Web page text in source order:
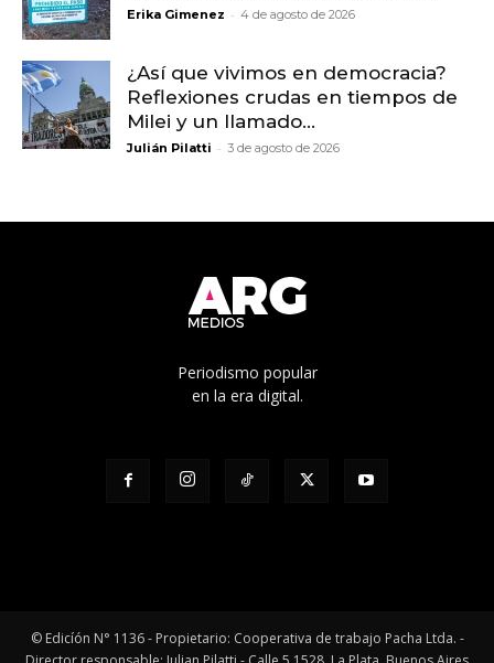
Erika Gimenez - 4 de agosto de 2026
¿Así que vivimos en democracia?
Reflexiones crudas en tiempos de
Milei y un llamado...
Julián Pilatti - 3 de agosto de 2026
Periodismo popular
en la era digital.
© Edicíón N° 1136 - Propietario: Cooperativa de trabajo Pacha Ltda. -